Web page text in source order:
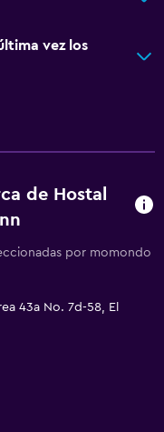
vez los
de Hostal
por momondo
43a No. 7d-58, El